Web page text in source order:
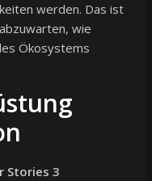
werden. Das ist
wie
Ökosystems
Stories 3